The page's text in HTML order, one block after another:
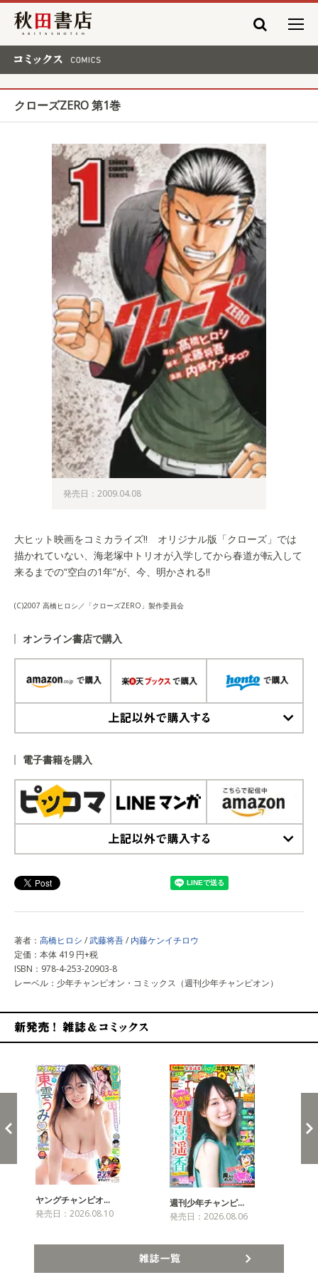
秋田書店
クローズZERO 第1巻
発売日：2009.04.08
大ヒット映画をコミカライズ!! オリジナル版「クローズ」では
描かれていない、海老塚中トリオが入学してから春道が転入して
来るまでの“空白の1年”が、今、明かされる!!
(C)2007 高橋ヒロシ／「クローズZERO」製作委員会
オンライン書店で購入
電子書籍を購入
著者： 高橋ヒロシ /武藤将吾/ 内藤ケンイチロウ
定価：本体 419 円+税
ISBN：978-4-253-20903-8
レーベル：少年チャンピオン・コミックス（週刊少年チャンピオン）
ヤングチャンピオ…
発売日：2026.08.10
週刊少年チャンピ…
発売日：2026.08.06